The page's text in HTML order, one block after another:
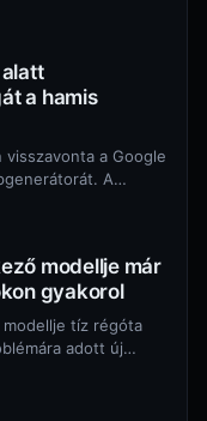
a hamis
a Google
A
modellje már
gyakorol
tíz régóta
adott új
a független…